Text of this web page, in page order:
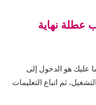
عطلة نهاية
عليك هو الدخول إلى
ثم اتباع التعليمات